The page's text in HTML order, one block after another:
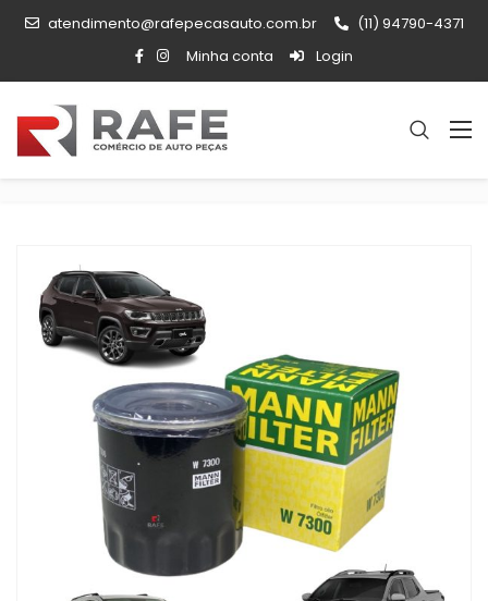
atendimento@rafepecasauto.com.br
(11) 94790-4371
Minha conta
Login